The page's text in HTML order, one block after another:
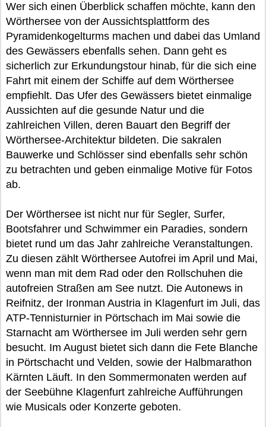
Wer sich einen Überblick schaffen möchte, kann den
Wörthersee von der Aussichtsplattform des
Pyramidenkogelturms machen und dabei das Umland
des Gewässers ebenfalls sehen. Dann geht es
sicherlich zur Erkundungstour hinab, für die sich eine
Fahrt mit einem der Schiffe auf dem Wörthersee
empfiehlt. Das Ufer des Gewässers bietet einmalige
Aussichten auf die gesunde Natur und die
zahlreichen Villen, deren Bauart den Begriff der
Wörthersee-Architektur bildeten. Die sakralen
Bauwerke und Schlösser sind ebenfalls sehr schön
zu betrachten und geben einmalige Motive für Fotos
ab.
Der Wörthersee ist nicht nur für Segler, Surfer,
Bootsfahrer und Schwimmer ein Paradies, sondern
bietet rund um das Jahr zahlreiche Veranstaltungen.
Zu diesen zählt Wörthersee Autofrei im April und Mai,
wenn man mit dem Rad oder den Rollschuhen die
autofreien Straßen am See nutzt. Die Autonews in
Reifnitz, der Ironman Austria in Klagenfurt im Juli, das
ATP-Tennisturnier in Pörtschach im Mai sowie die
Starnacht am Wörthersee im Juli werden sehr gern
besucht. Im August bietet sich dann die Fete Blanche
in Pörtschacht und Velden, sowie der Halbmarathon
Kärnten Läuft. In den Sommermonaten werden auf
der Seebühne Klagenfurt zahlreiche Aufführungen
wie Musicals oder Konzerte geboten.